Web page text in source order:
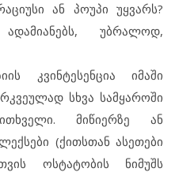
ან პოუპი უყვარს?
უბრალოდ,
კვინტესენცია იმაში
სხვა სამყაროში
მიწიერზე ან
(ქითსთან ასეთები
ოსტატობის ნიმუშს